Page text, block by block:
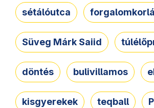
sétálóutca
Süveg Márk Saiid
döntés bulivillamos
kisgyerekek teqball